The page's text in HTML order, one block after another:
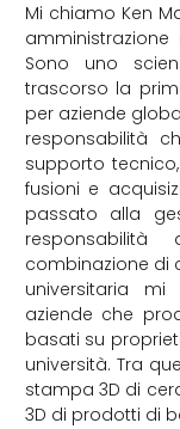
Mi chiamo Ken
Sono uno
trascorso la
per aziende
responsabilità
supporto
fusioni e
passato alla
responsabilità
combinazione di
universitaria
aziende che
basati su
università. Tra
stampa 3D di
3D di prodotti di